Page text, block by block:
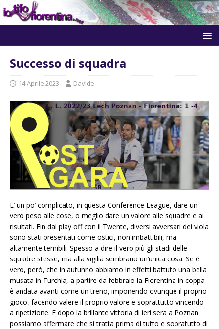
Successo di squadra
14 Aprile 2023 Davide
E’ un po’ complicato, in questa Conference League, dare un
vero peso alle cose, o meglio dare un valore alle squadre e ai
risultati. Fin dal play off con il Twente, diversi avversari dei viola
sono stati presentati come ostici, non imbattibili, ma
altamente temibili. Spesso a dire il vero più gli stadi delle
squadre stesse, ma alla vigilia sembrano un’unica cosa. Se è
vero, però, che in autunno abbiamo in effetti battuto una bella
musata in Turchia, a partire da febbraio la Fiorentina in coppa
è andata avanti come un treno, imponendo ovunque il proprio
gioco, facendo valere il proprio valore e soprattutto vincendo
a ripetizione. E dopo la brillante vittoria di ieri sera a Poznan
possiamo affermare che si tratta prima di tutto e sopratutto di